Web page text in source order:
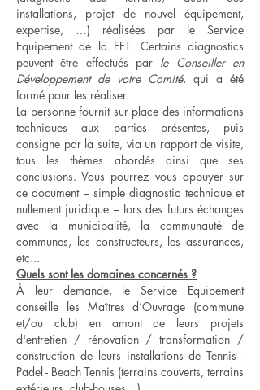
installations, projet de nouvel équipement,
expertise, …) réalisées par le Service
Equipement de la FFT. Certains diagnostics
peuvent être effectués par le Conseiller en
Développement de votre Comité, qui a été
formé pour les réaliser.
La personne fournit sur place des informations
techniques aux parties présentes, puis
consigne par la suite, via un rapport de visite,
tous les thèmes abordés ainsi que ses
conclusions. Vous pourrez vous appuyer sur
ce document – simple diagnostic technique et
nullement juridique – lors des futurs échanges
avec la municipalité, la communauté de
communes, les constructeurs, les assurances,
etc...
Quels sont les domaines concernés ?
À leur demande, le Service Equipement
conseille les Maîtres d’Ouvrage (commune
et/ou club) en amont de leurs projets
d'entretien / rénovation / transformation /
construction de leurs installations de Tennis -
Padel - Beach Tennis (terrains couverts, terrains